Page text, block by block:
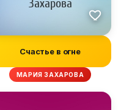
Счастье в огне
МАРИЯ ЗАХАРОВА